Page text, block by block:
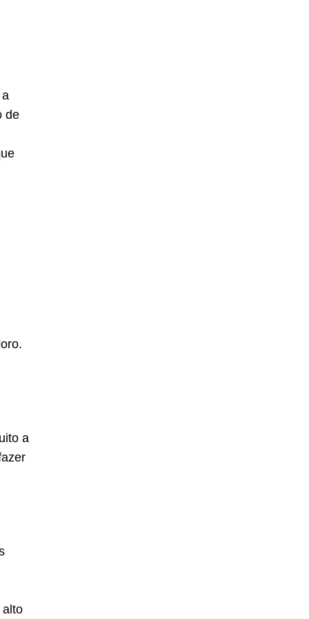
de
a
alto